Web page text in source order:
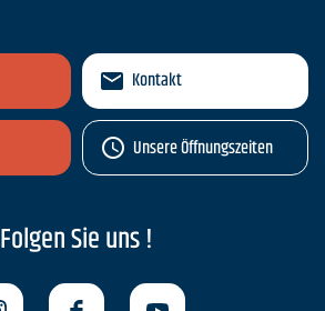
Kontakt
Unsere Öffnungszeiten
Folgen Sie uns !